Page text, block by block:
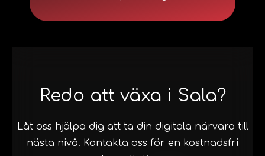
Redo att växa i Sala?
Låt oss hjälpa dig att ta din digitala närvaro till
nästa nivå. Kontakta oss för en kostnadsfri